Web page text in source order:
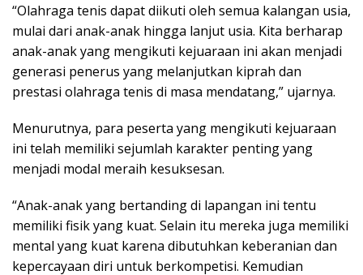
“Olahraga tenis dapat diikuti oleh semua kalangan usia,
mulai dari anak-anak hingga lanjut usia. Kita berharap
anak-anak yang mengikuti kejuaraan ini akan menjadi
generasi penerus yang melanjutkan kiprah dan
prestasi olahraga tenis di masa mendatang,” ujarnya.
Menurutnya, para peserta yang mengikuti kejuaraan
ini telah memiliki sejumlah karakter penting yang
menjadi modal meraih kesuksesan.
“Anak-anak yang bertanding di lapangan ini tentu
memiliki fisik yang kuat. Selain itu mereka juga memiliki
mental yang kuat karena dibutuhkan keberanian dan
kepercayaan diri untuk berkompetisi. Kemudian